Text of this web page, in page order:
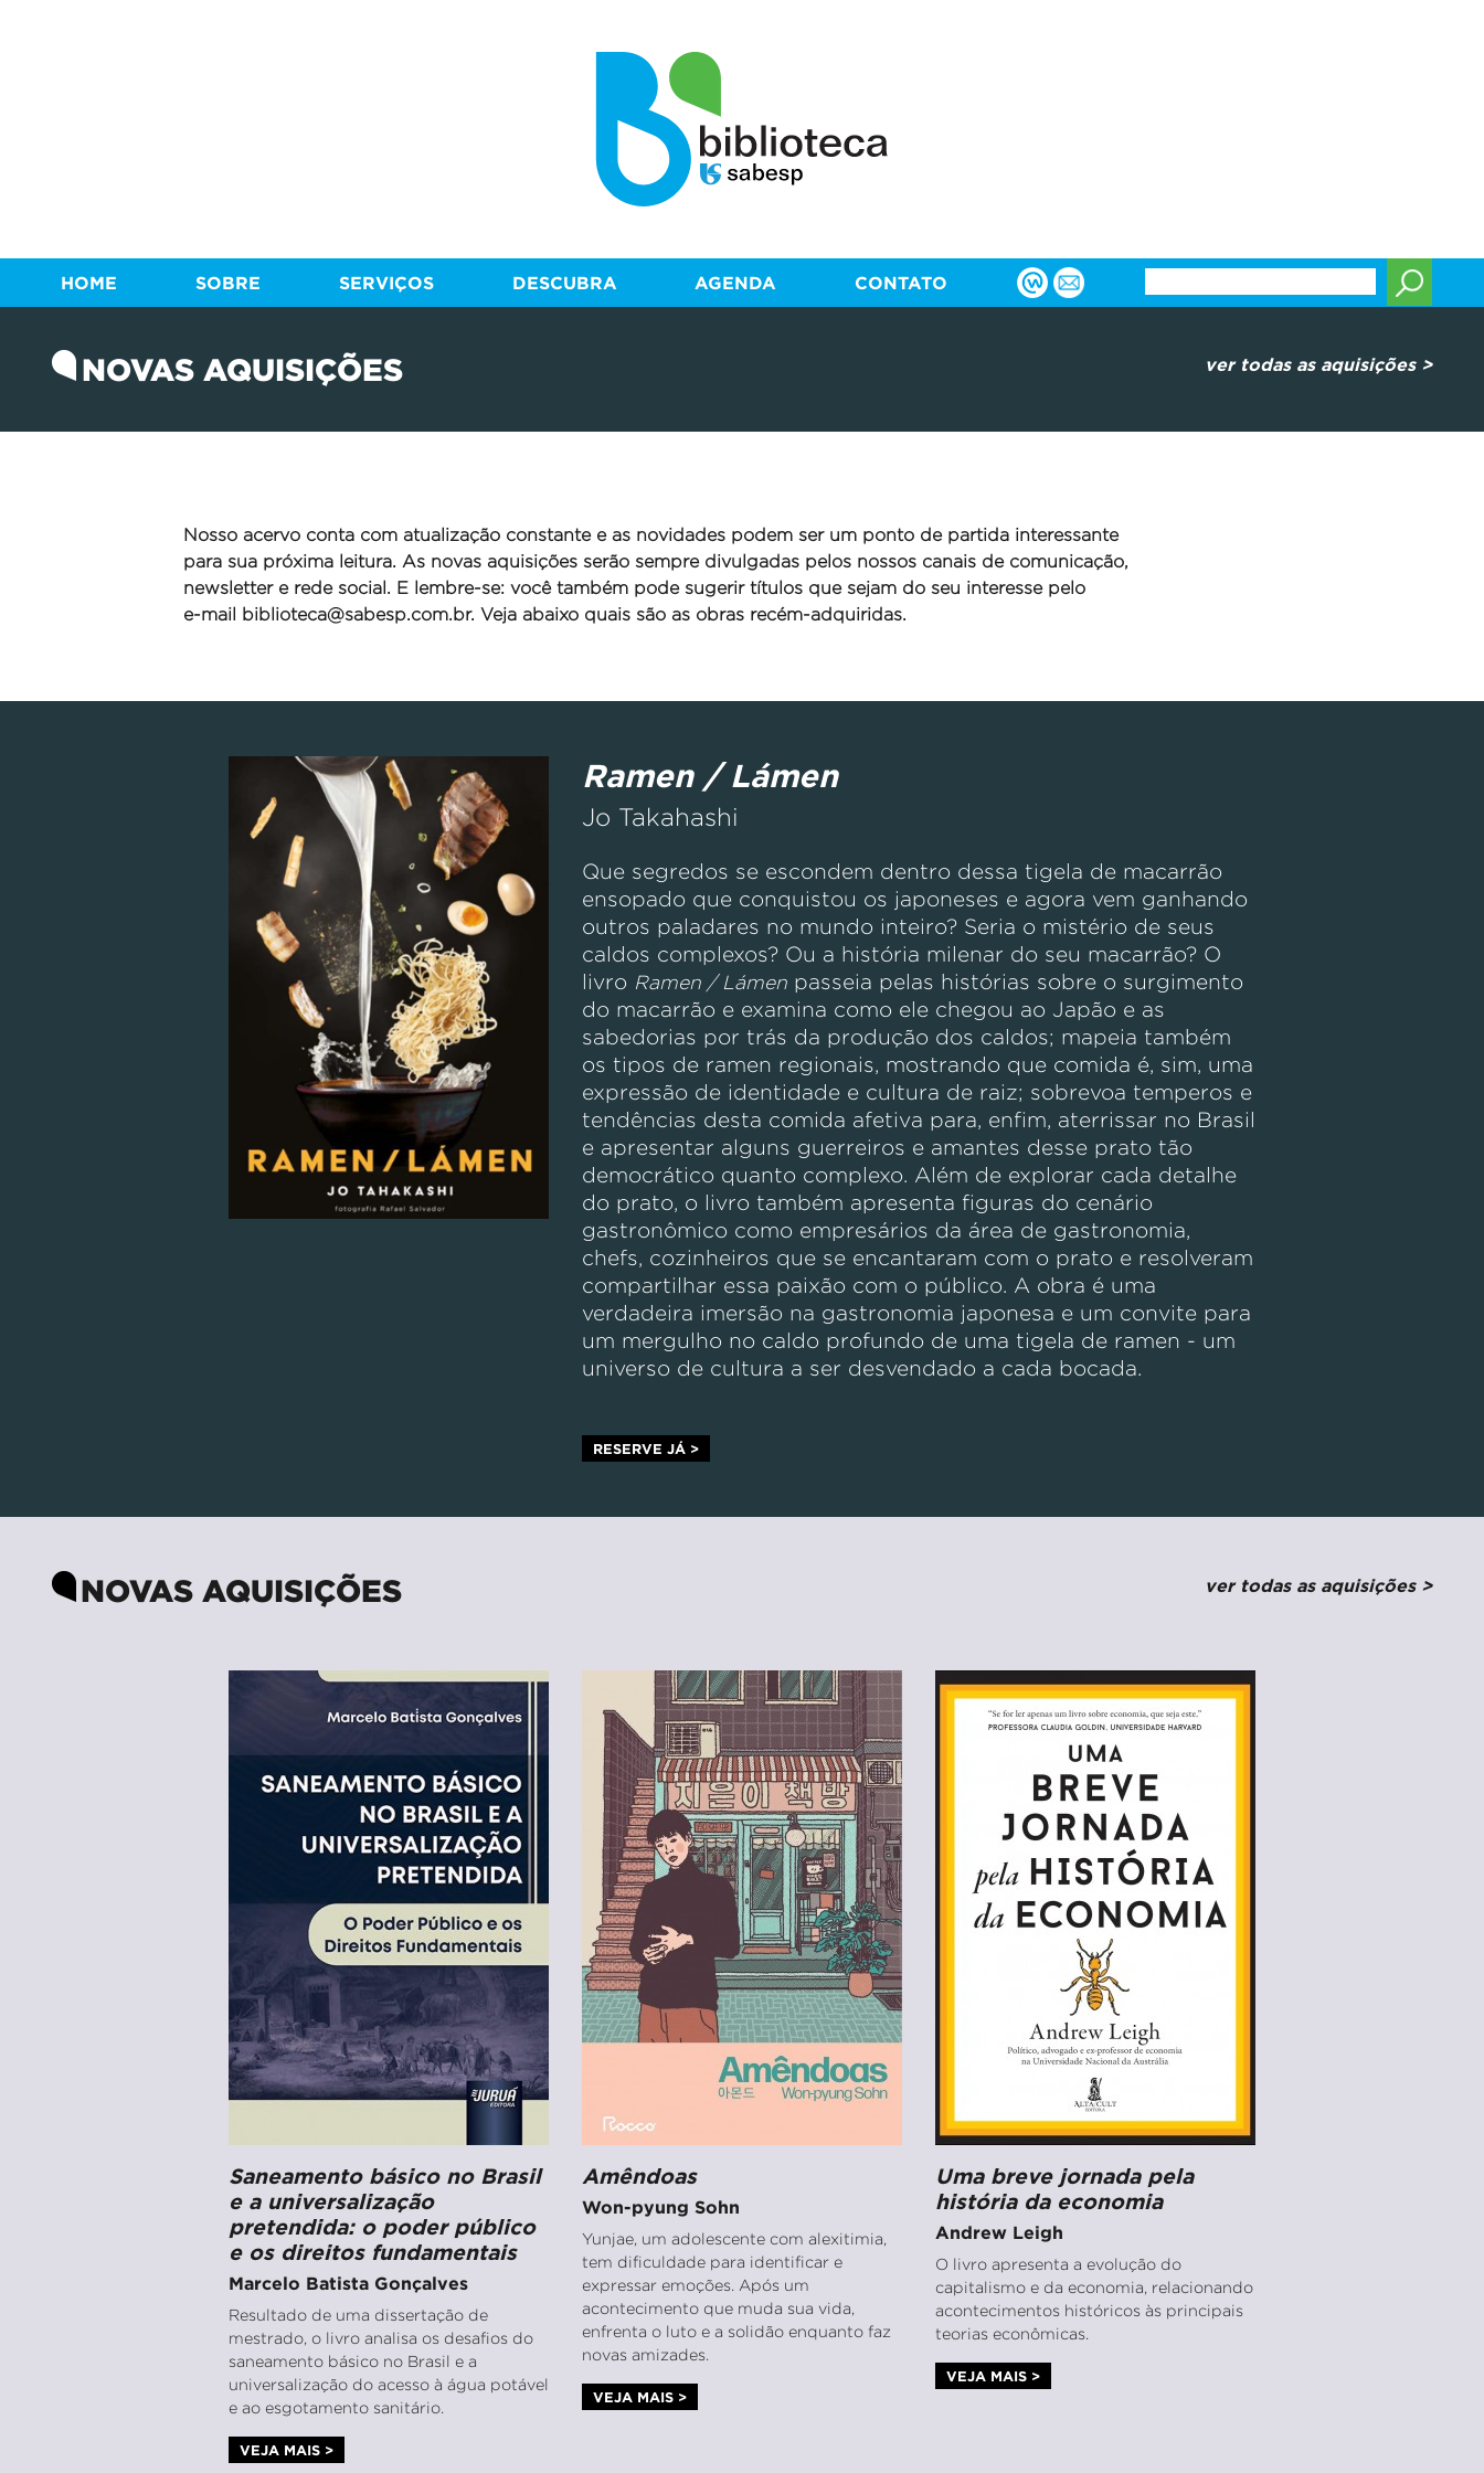
HOME SOBRE SERVIÇOS DESCUBRA AGENDA CONTATO
NOVAS AQUISIÇÕES ver todas as aquisições >
Nosso acervo conta com atualização constante e as novidades podem ser um ponto de partida interessante
para sua próxima leitura. As novas aquisições serão sempre divulgadas pelos nossos canais de comunicação,
newsletter e rede social. E lembre-se: você também pode sugerir títulos que sejam do seu interesse pelo
e-mail
biblioteca@sabesp.com.br. Veja abaixo quais são as obras recém-adquiridas.
Ramen / Lámen
Jo Takahashi
Que segredos se escondem dentro dessa tigela de macarrão
ensopado que conquistou os japoneses e agora vem ganhando
outros paladares no mundo inteiro? Seria o mistério de seus
caldos complexos? Ou a história milenar do seu macarrão? O
livro Ramen / Lámen passeia pelas histórias sobre o surgimento
do macarrão e examina como ele chegou ao Japão e as
sabedorias por trás da produção dos caldos; mapeia também
os tipos de ramen regionais, mostrando que comida é, sim, uma
expressão de identidade e cultura de raiz; sobrevoa temperos e
tendências desta comida afetiva para, enfim, aterrissar no Brasil
e apresentar alguns guerreiros e amantes desse prato tão
democrático quanto complexo. Além de explorar cada detalhe
do prato, o livro também apresenta figuras do cenário
gastronômico como empresários da área de gastronomia,
chefs, cozinheiros que se encantaram com o prato e resolveram
compartilhar essa paixão com o público. A obra é uma
verdadeira imersão na gastronomia japonesa e um convite para
um mergulho no caldo profundo de uma tigela de ramen - um
universo de cultura a ser desvendado a cada bocada.
RESERVE JÁ >
NOVAS AQUISIÇÕES ver todas as aquisições >
Saneamento básico no Brasil
e a universalização
pretendida: o poder público
e os direitos fundamentais
Marcelo Batista Gonçalves
Resultado de uma dissertação de
mestrado, o livro analisa os desafios do
saneamento básico no Brasil e a
universalização do acesso à água potável
e ao esgotamento sanitário.
VEJA MAIS >
Amêndoas
Won-pyung Sohn
Yunjae, um adolescente com alexitimia,
tem dificuldade para identificar e
expressar emoções. Após um
acontecimento que muda sua vida,
enfrenta o luto e a solidão enquanto faz
novas amizades.
VEJA MAIS >
Uma breve jornada pela
história da economia
Andrew Leigh
O livro apresenta a evolução do
capitalismo e da economia, relacionando
acontecimentos históricos às principais
teorias econômicas.
VEJA MAIS >